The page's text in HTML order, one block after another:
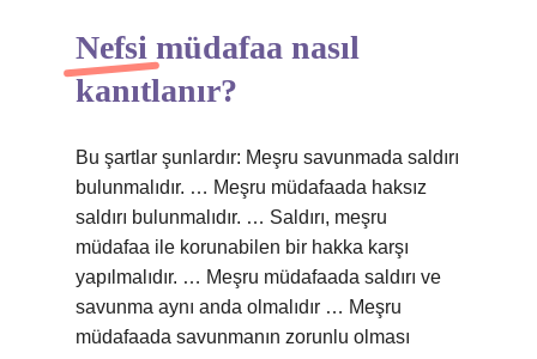
Nefsi müdafaa nasıl
kanıtlanır?
Bu şartlar şunlardır: Meşru savunmada saldırı
bulunmalıdır. … Meşru müdafaada haksız
saldırı bulunmalıdır. … Saldırı, meşru
müdafaa ile korunabilen bir hakka karşı
yapılmalıdır. … Meşru müdafaada saldırı ve
savunma aynı anda olmalıdır … Meşru
müdafaada savunmanın zorunlu olması